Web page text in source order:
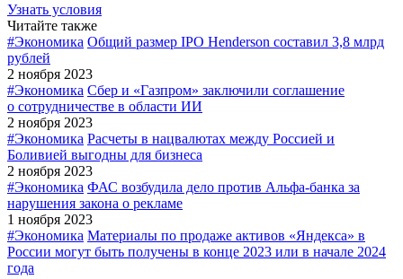
Узнать условия
Читайте также
#Экономика Общий размер IPO Henderson составил 3,8 млрд
рублей
2 ноября 2023
#Экономика Сбер и «Газпром» заключили соглашение
о сотрудничестве в области ИИ
2 ноября 2023
#Экономика Расчеты в нацвалютах между Россией и
Боливией выгодны для бизнеса
2 ноября 2023
#Экономика ФАС возбудила дело против Альфа-банка за
нарушения закона о рекламе
1 ноября 2023
#Экономика Материалы по продаже активов «Яндекса» в
России могут быть получены в конце 2023 или в начале 2024
года